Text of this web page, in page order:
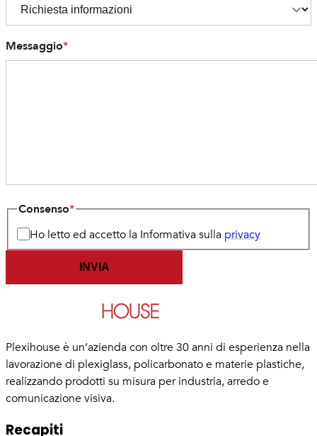
Messaggio*
Consenso*
Ho letto ed accetto la Informativa sulla privacy
Plexihouse è un’azienda con oltre 30 anni di esperienza nella
lavorazione di plexiglass, policarbonato e materie plastiche,
realizzando prodotti su misura per industria, arredo e
comunicazione visiva.
Recapiti